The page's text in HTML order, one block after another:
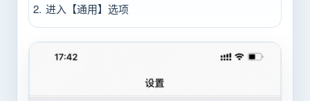
进入【通用】选项